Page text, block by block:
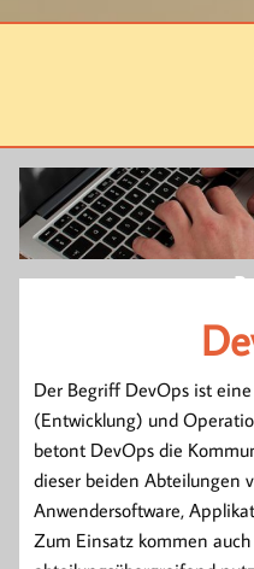
Der Begriff DevOps ist
(Entwicklung) und
betont DevOps die
dieser beiden Abteilungen
Anwendersoftware,
Zum Einsatz kommen auch